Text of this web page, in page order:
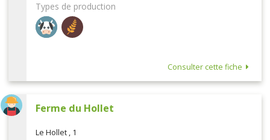
Types de production
Consulter cette fiche
Ferme du Hollet
Le Hollet , 1